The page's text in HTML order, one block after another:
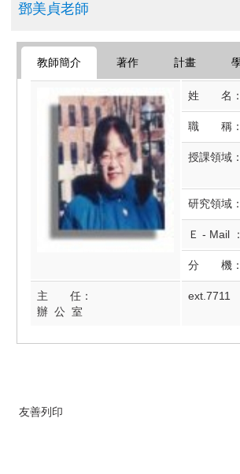
鄧美貞老師
教師簡介 著作 計畫
姓 名：
職 稱：
授課領域：
研究領域：
Ｅ - Mail ：
分 機：
主 任：
辦 公 室
ext.7711
友善列印